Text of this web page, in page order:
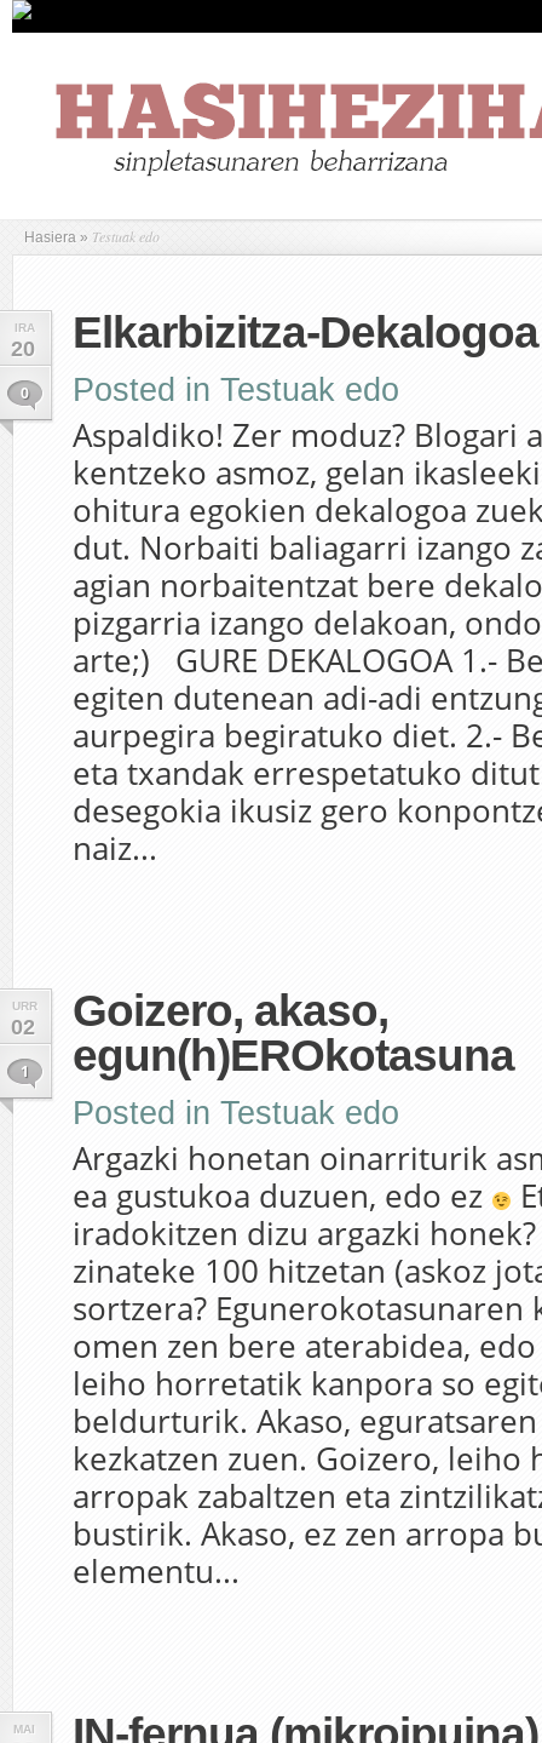
Hasiera » Testuak edo
IRA
20
0
Elkarbizitza-Dekalogoa
Posted in Testuak edo
Aspaldiko! Zer moduz? Blogari
kentzeko asmoz, gelan
ohitura egokien dekalogoa
dut. Norbaiti baliagarri izango
agian norbaitentzat bere
pizgarria izango delakoan,
arte;) GURE DEKALOGOA 1.-
egiten dutenean adi-adi
aurpegira begiratuko diet. 2.-
eta txandak errespetatuko
desegokia ikusiz gero
naiz...
URR
02
1
Goizero, akaso,
egun(h)EROkotasuna
Posted in Testuak edo
Argazki honetan oinarriturik
ea gustukoa duzuen, edo ez
iradokitzen dizu argazki
zinateke 100 hitzetan (askoz
sortzera? Egunerokotasunaren
omen zen bere aterabidea,
leiho horretatik kanpora so
beldurturik. Akaso,
kezkatzen zuen. Goizero,
arropak zabaltzen eta
bustirik. Akaso, ez zen arropa
elementu...
MAI